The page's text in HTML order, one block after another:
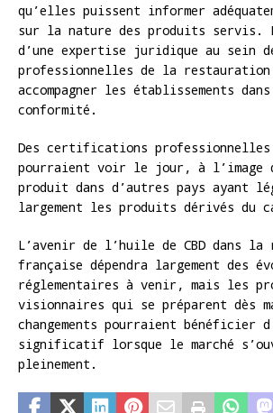
qu’elles puissent informer
sur la nature des produits servis.
d’une expertise juridique au sein
professionnelles de la restauration
accompagner les établissements
conformité.
Des certifications
pourraient voir le jour, à l’image
produit dans d’autres pays ayant
largement les produits dérivés du
L’avenir de l’huile de CBD dans la
française dépendra largement des
réglementaires à venir, mais les
visionnaires qui se préparent dès
changements pourraient bénéficier
significatif lorsque le marché
pleinement.